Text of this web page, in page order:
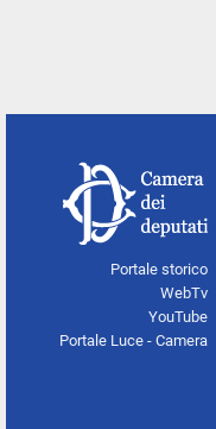
Portale storico
WebTv
YouTube
Portale Luce - Camera